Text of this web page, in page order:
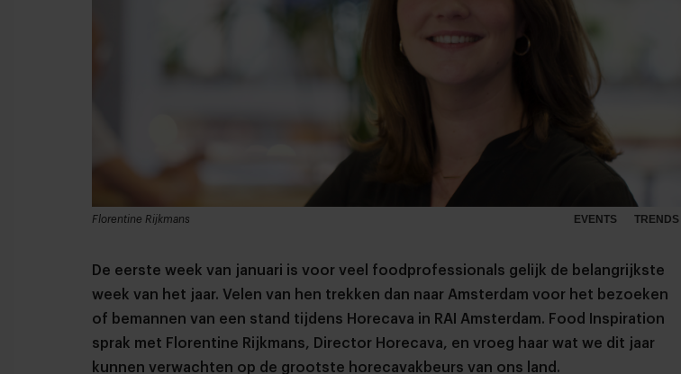
EVENTS TRENDS
Florentine Rijkmans
De eerste week van januari is voor veel foodprofessionals gelijk de belangrijkste
week van het jaar. Velen van hen trekken dan naar Amsterdam voor het bezoeken
of bemannen van een stand tijdens Horecava in RAI Amsterdam. Food Inspiration
sprak met Florentine Rijkmans, Director Horecava, en vroeg haar wat we dit jaar
kunnen verwachten op de grootste horecavakbeurs van ons land.